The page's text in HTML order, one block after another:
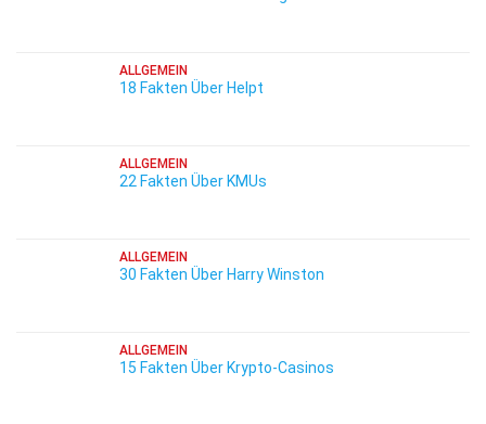
ALLGEMEIN
18 Fakten Über Helpt
ALLGEMEIN
22 Fakten Über KMUs
ALLGEMEIN
30 Fakten Über Harry Winston
ALLGEMEIN
15 Fakten Über Krypto-Casinos